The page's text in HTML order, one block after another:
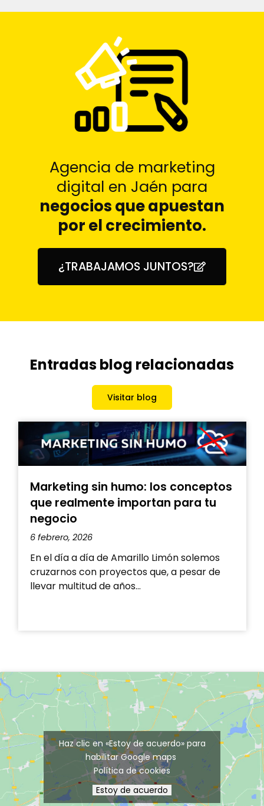
Agencia de marketing
digital en Jaén para
negocios que apuestan
por el crecimiento.
¿TRABAJAMOS JUNTOS?
Entradas blog relacionadas
Visitar blog
Marketing sin humo: los conceptos
que realmente importan para tu
negocio
6 febrero, 2026
En el día a día de Amarillo Limón solemos
cruzarnos con proyectos que, a pesar de
llevar multitud de años…
Haz clic en «Estoy de acuerdo» para
habilitar Google maps
Política de cookies
Estoy de acuerdo